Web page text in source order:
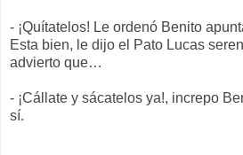
- ¡Quítatelos! Le ordenó Benito
Esta bien, le dijo el Pato Lucas
advierto que…
- ¡Cállate y sácatelos ya!, increpo
sí.